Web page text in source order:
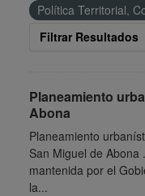
Política Territorial,
Filtrar Resultados
Planeamiento
Abona
Planeamiento
San Miguel de
mantenida por el
la...